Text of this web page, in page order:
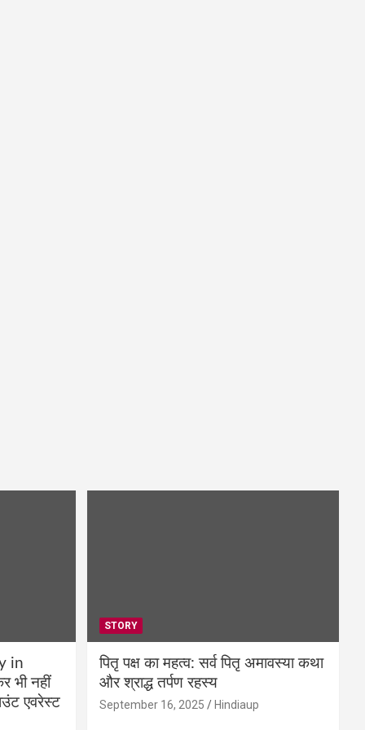
in
भी नहीं
एवरेस्ट
STORY
पितृ पक्ष का महत्व: सर्व पितृ अमावस्या कथा
और श्राद्ध तर्पण रहस्य
September 16, 2025 Hindiaup